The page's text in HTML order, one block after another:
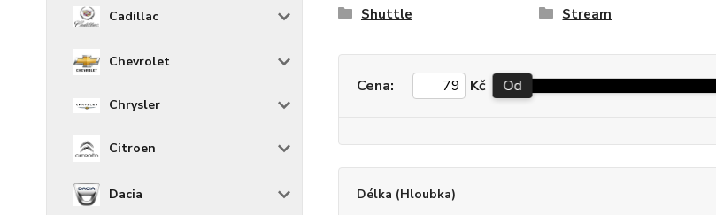
Cadillac
Chevrolet
Chrysler
Citroen
Dacia
Shuttle
Stream
Cena: Kč Od
Délka (Hloubka)